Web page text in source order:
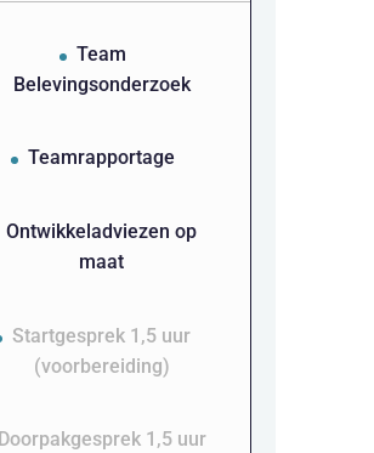
Team
Belevingsonderzoek
Teamrapportage
Ontwikkeladviezen op
maat
Startgesprek 1,5 uur
(voorbereiding)
Doorpakgesprek 1,5 uur